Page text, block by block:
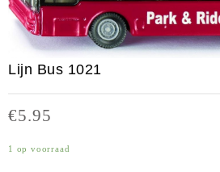
Lijn Bus 1021
€5.95
1 op voorraad